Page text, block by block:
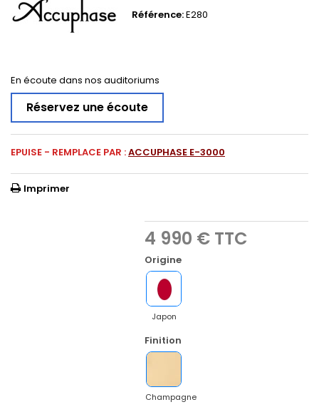
Référence:E280
En écoute dans nos auditoriums
Réservez une écoute
EPUISE - REMPLACE PAR :ACCUPHASE E-3000
Imprimer
4 990 € TTC
Origine
Japon
Finition
Champagne